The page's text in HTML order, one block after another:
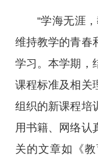
“学海无涯
维持教学的青春
学习。本学期，
课程标准及相关
组织的新课程培
用书籍、网络认
关的文章如《